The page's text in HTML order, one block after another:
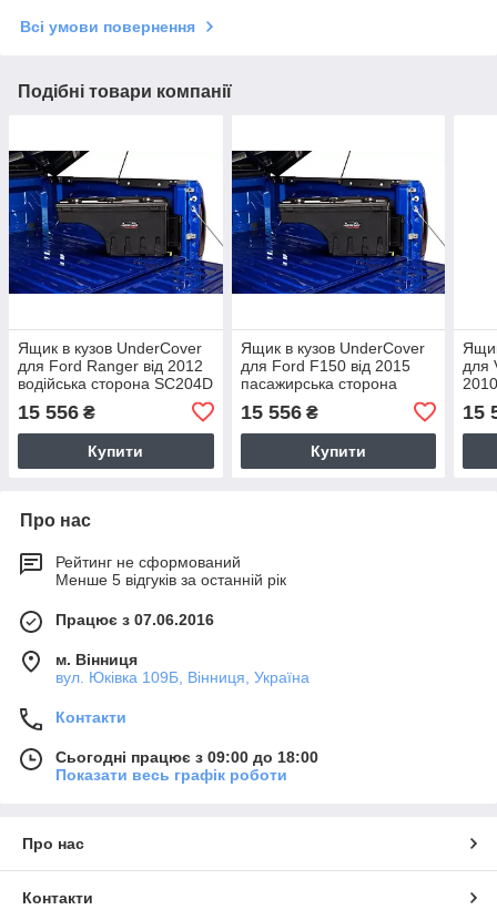
Всі умови повернення
Подібні товари компанії
Ящик в кузов UnderCover
для Ford Ranger від 2012
водійська сторона SC204D
15 556 ₴
Купити
Ящик в кузов UnderCover
для Ford F150 від 2015
пасажирська сторона
15 556₴
Купити
для
15
Про нас
Рейтинг не сформований
Менше 5 відгуків за останній рік
Працює з 07.06.2016
м. Вінниця
вул. Юківка 109Б, Вінниця, Україна
Контакти
Сьогодні працює з 09:00 до 18:00
Показати весь графік роботи
Про нас
Контакти